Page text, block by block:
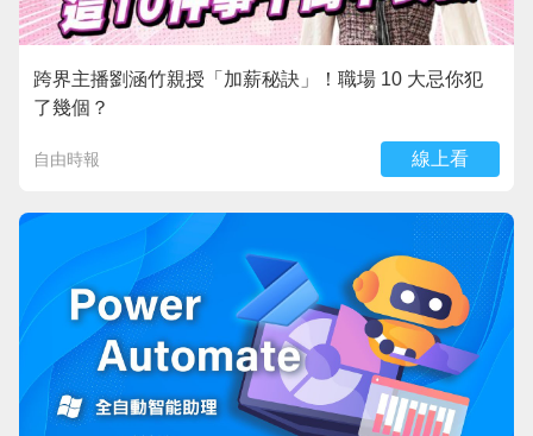
跨界主播劉涵竹親授「加薪秘訣」！職場 10 大忌你犯
了幾個？
自由時報 線上看